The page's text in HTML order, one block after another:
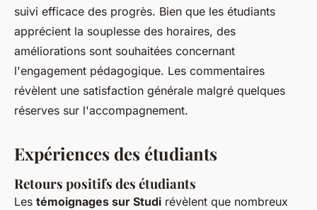
suivi efficace des progrès. Bien que les étudiants
apprécient la souplesse des horaires, des
améliorations sont souhaitées concernant
l'engagement pédagogique. Les commentaires
révèlent une satisfaction générale malgré quelques
réserves sur l'accompagnement.
Expériences des étudiants
Retours positifs des étudiants
Les témoignages sur Studi révèlent que nombreux